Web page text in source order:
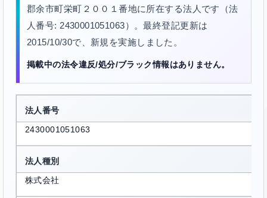
郡余市町栄町２００１番地に所在する法人です（法
人番号: 2430001051063）。最終登記更新は
2015/10/30で、新規を実施しました。
掲載中の法令違反/処分/ブラック情報はありません。
法人番号
2430001051063
法人種別
株式会社